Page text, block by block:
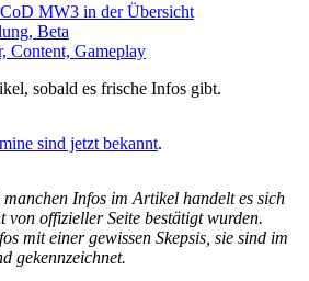
MW3 in der Übersicht
Beta
Content, Gameplay
sobald es frische Infos gibt.
sind jetzt bekannt.
manchen Infos im Artikel handelt es sich
von offizieller Seite bestätigt wurden.
mit einer gewissen Skepsis, sie sind im
gekennzeichnet.